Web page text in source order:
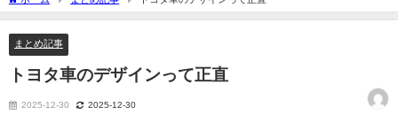
まとめ記事
トヨタ車のデザインって正直
2025-12-30 2025-12-30